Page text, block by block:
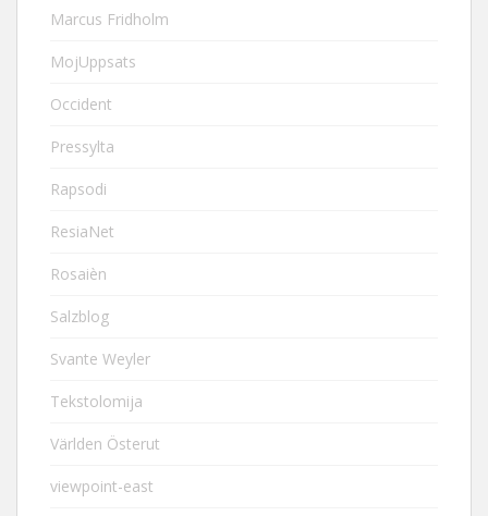
Marcus Fridholm
MojUppsats
Occident
Pressylta
Rapsodi
ResiaNet
Rosaièn
Salzblog
Svante Weyler
Tekstolomija
Världen Österut
viewpoint-east